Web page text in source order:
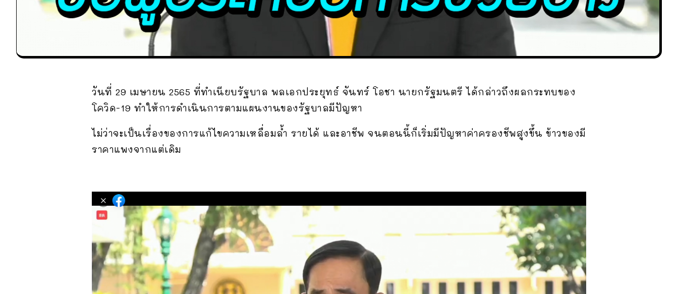
วันที่ 29 เมษายน 2565 ที่ทำเนียบรัฐบาล พลเอกประยุทธ์ จันทร์ โอชา นายกรัฐมนตรี ได้กล่าวถึงผลกระทบของ
โควิด-19 ทำให้การดำเนินการตามแผนงานของรัฐบาลมีปัญหา
ไม่ว่าจะเป็นเรื่องของการแก้ไขความเหลื่อมล้ำ รายได้ และอาชีพ จนตอนนี้ก็เริ่มมีปัญหาค่าครองชีพสูงขึ้น ข้าวของมี
ราคาแพงจากแต่เดิม